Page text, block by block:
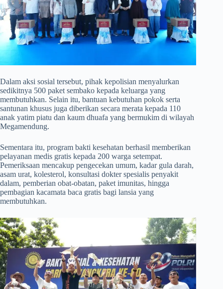
​Dalam aksi sosial tersebut, pihak kepolisian menyalurkan
sedikitnya 500 paket sembako kepada keluarga yang
membutuhkan. Selain itu, bantuan kebutuhan pokok serta
santunan khusus juga diberikan secara merata kepada 110
anak yatim piatu dan kaum dhuafa yang bermukim di wilayah
Megamendung.
​Sementara itu, program bakti kesehatan berhasil memberikan
pelayanan medis gratis kepada 200 warga setempat.
Pemeriksaan mencakup pengecekan umum, kadar gula darah,
asam urat, kolesterol, konsultasi dokter spesialis penyakit
dalam, pemberian obat-obatan, paket imunitas, hingga
pembagian kacamata baca gratis bagi lansia yang
membutuhkan.